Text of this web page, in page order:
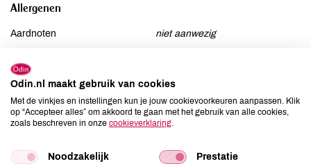
Allergenen
Aardnoten
niet aanwezig
Gluten
Lactose
niet aanwezig
Lupine
niet aanwezig
Mosterd
niet aanwezig
Odin.nl maakt gebruik van cookies
Met de vinkjes en instellingen kun je jouw cookievoorkeuren aanpassen. Klik
op “Accepteer alles” om akkoord te gaan met het gebruik van alle cookies,
zoals beschreven in onze cookieverklaring
Noodzakelijk Prestatie